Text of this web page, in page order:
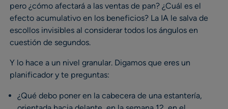
pero ¿cómo afectará a las ventas de pan? ¿Cuál es el
efecto acumulativo en los beneficios? La IA le salva de
escollos invisibles al considerar todos los ángulos en
cuestión de segundos.
Y lo hace a un nivel granular. Digamos que eres un
planificador y te preguntas:
¿Qué debo poner en la cabecera de una estantería,